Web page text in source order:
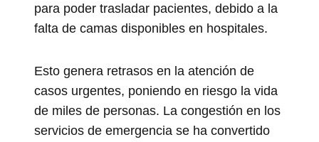
para poder trasladar pacientes, debido a la
falta de camas disponibles en hospitales.
Esto genera retrasos en la atención de
casos urgentes, poniendo en riesgo la vida
de miles de personas. La congestión en los
servicios de emergencia se ha convertido